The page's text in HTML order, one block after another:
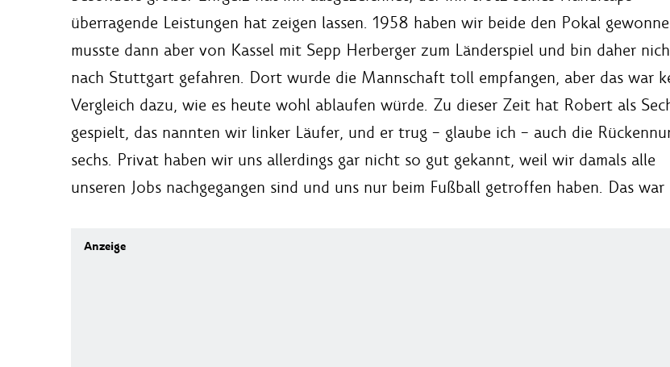
überragende Leistungen hat zeigen lassen. 1958 haben wir beide den Pokal
musste dann aber von Kassel mit Sepp Herberger zum Länderspiel und bin daher
nach Stuttgart gefahren. Dort wurde die Mannschaft toll empfangen, aber das war
Vergleich dazu, wie es heute wohl ablaufen würde. Zu dieser Zeit hat Robert als
gespielt, das nannten wir linker Läufer, und er trug – glaube ich – auch die
sechs. Privat haben wir uns allerdings gar nicht so gut gekannt, weil wir damals alle
unseren Jobs nachgegangen sind und uns nur beim Fußball getroffen haben. Das